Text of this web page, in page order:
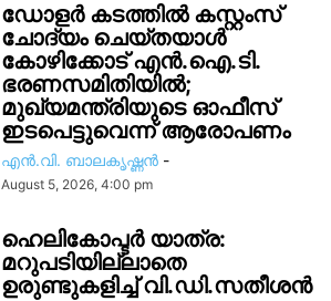
ഡോളർ കടത്തിൽ കസ്റ്റംസ്
ചോദ്യം ചെയ്തയാൾ
കോഴിക്കോട് എൻ.ഐ.ടി.
ഭരണസമിതിയിൽ;
മുഖ്യമന്ത്രിയുടെ ഓഫീസ്
ഇടപെട്ടുവെന്ന് ആരോപണം
എൻ.വി. ബാലകൃഷ്ണൻ -
August 5, 2026, 4:00 pm
ഹെലികോപ്ടര്‍ യാത്ര:
മറുപടിയില്ലാതെ
ഉരുണ്ടുകളിച്ച് വി.ഡി.സതീശൻ